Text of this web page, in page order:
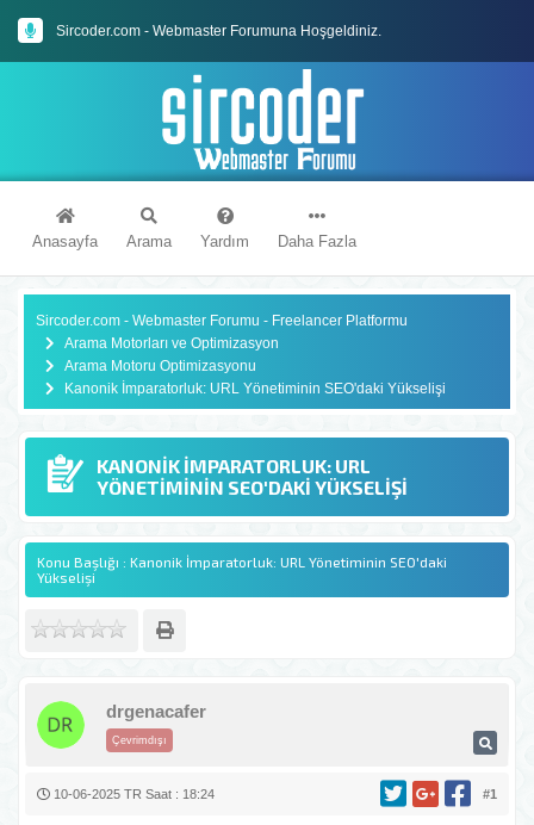
Sircoder.com Webmaster Forumu Kuralları
Sircoder.com - Webmaster Forumuna Hoşgeldiniz.
Anasayfa Arama Yardım Daha Fazla
Sircoder.com - Webmaster Forumu - Freelancer Platformu
Arama Motorları ve Optimizasyon
Arama Motoru Optimizasyonu
Kanonik İmparatorluk: URL Yönetiminin SEO'daki Yükselişi
KANONIK İMPARATORLUK: URL
YÖNETIMININ SEO'DAKI YÜKSELIŞI
Konu Başlığı : Kanonik İmparatorluk: URL Yönetiminin SEO'daki
Yükselişi
Çevrimdışı
drgenacafer
#1
10-06-2025 TR Saat : 18:24